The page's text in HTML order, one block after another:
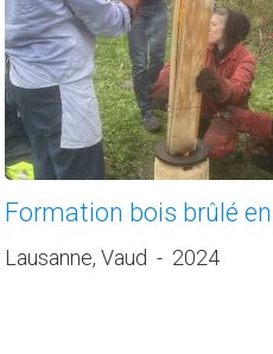
Formation bois brûlé
Lausanne, Vaud - 2024